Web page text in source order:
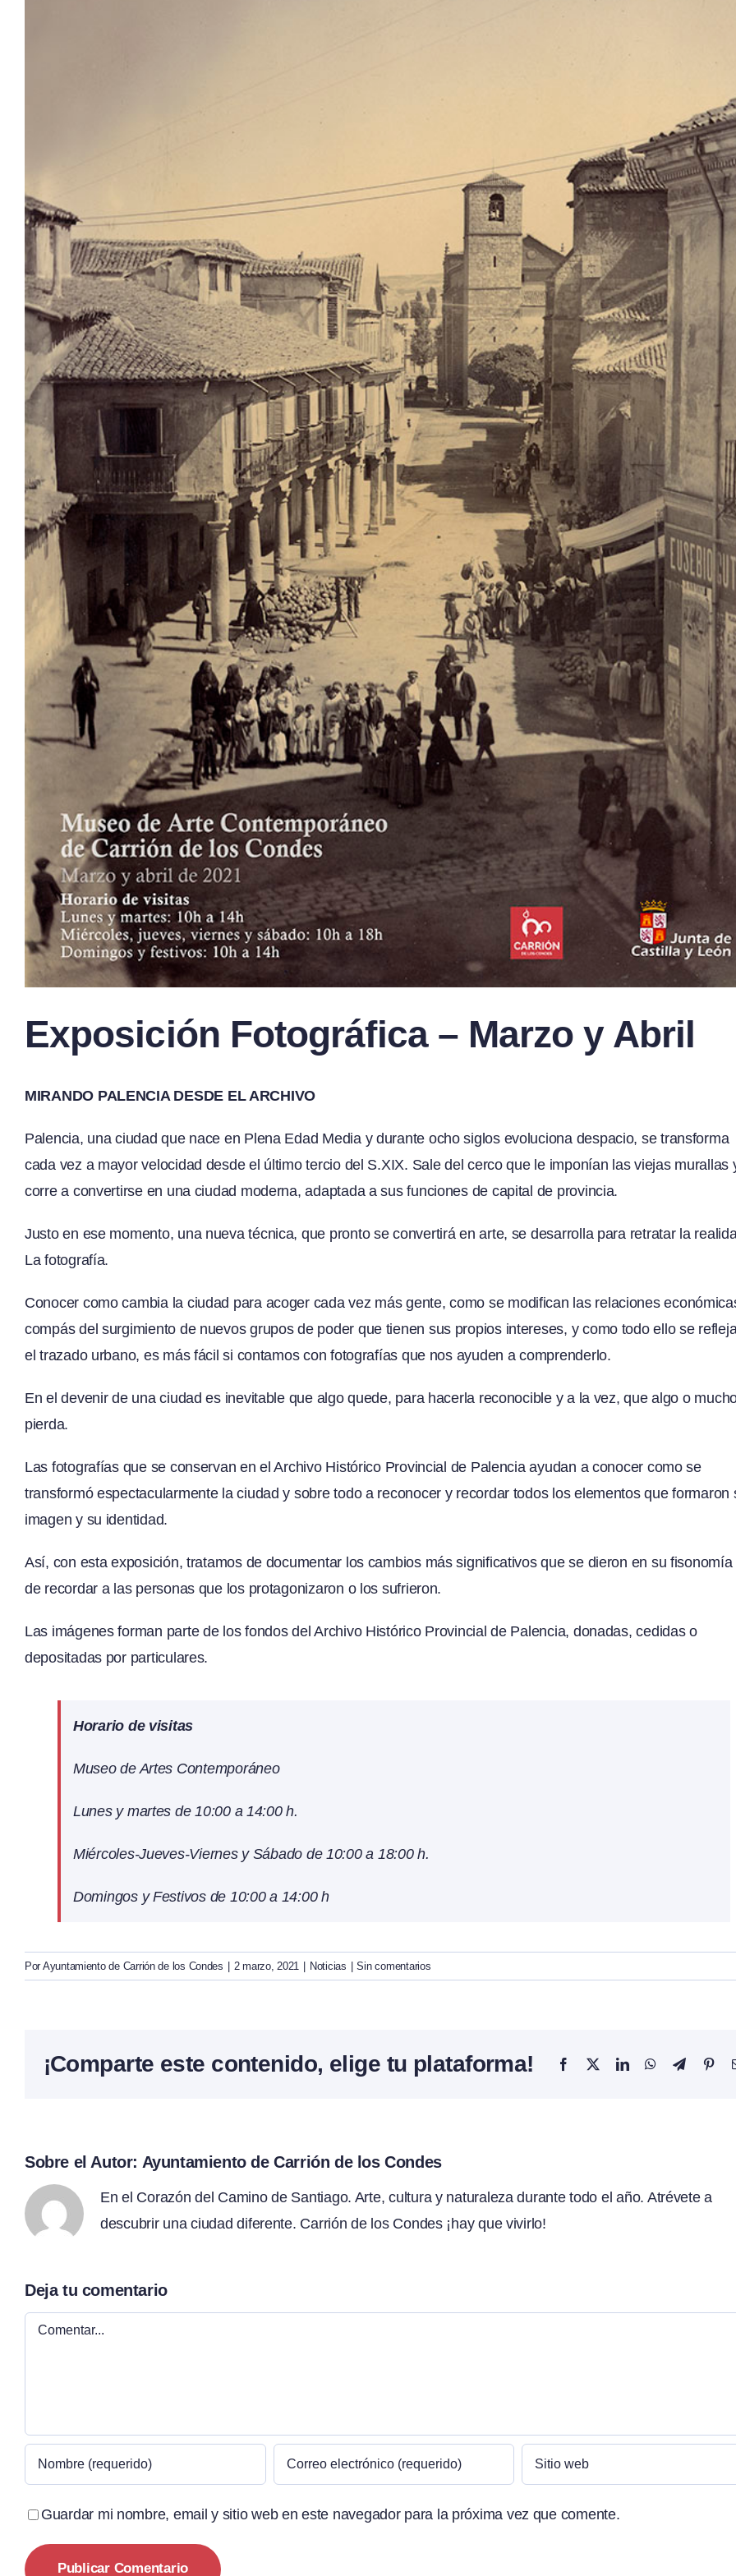
Exposición Fotográfica – Marzo y Abril
MIRANDO PALENCIA DESDE EL ARCHIVO
Palencia, una ciudad que nace en Plena Edad Media y durante ocho siglos evoluciona despacio, se transforma
cada vez a mayor velocidad desde el último tercio del S.XIX. Sale del cerco que le imponían las viejas murallas
corre a convertirse en una ciudad moderna, adaptada a sus funciones de capital de provincia.
Justo en ese momento, una nueva técnica, que pronto se convertirá en arte, se desarrolla para retratar la
La fotografía.
Conocer como cambia la ciudad para acoger cada vez más gente, como se modifican las relaciones
compás del surgimiento de nuevos grupos de poder que tienen sus propios intereses, y como todo ello se
el trazado urbano, es más fácil si contamos con fotografías que nos ayuden a comprenderlo.
En el devenir de una ciudad es inevitable que algo quede, para hacerla reconocible y a la vez, que algo o
pierda.
Las fotografías que se conservan en el Archivo Histórico Provincial de Palencia ayudan a conocer como se
transformó espectacularmente la ciudad y sobre todo a reconocer y recordar todos los elementos que formaron
imagen y su identidad.
Así, con esta exposición, tratamos de documentar los cambios más significativos que se dieron en su fisonomía
de recordar a las personas que los protagonizaron o los sufrieron.
Las imágenes forman parte de los fondos del Archivo Histórico Provincial de Palencia, donadas, cedidas o
depositadas por particulares.
Horario de visitas
Museo de Artes Contemporáneo
Lunes y martes de 10:00 a 14:00 h.
Miércoles-Jueves-Viernes y Sábado de 10:00 a 18:00 h.
Domingos y Festivos de 10:00 a 14:00 h
Por Ayuntamiento de Carrión de los Condes | 2 marzo, 2021 | Noticias | Sin comentarios
¡Comparte este contenido, elige tu plataforma! Facebook
X LinkedInWhatsApp
Telegram
Sobre el Autor: Ayuntamiento de Carrión de los Condes
En el Corazón del Camino de Santiago. Arte, cultura y naturaleza durante todo el año. Atrévete a
descubrir una ciudad diferente. Carrión de los Condes ¡hay que vivirlo!
Deja tu comentario
Comentar
Guardar mi nombre, email y sitio web en este navegador para la próxima vez que comente.